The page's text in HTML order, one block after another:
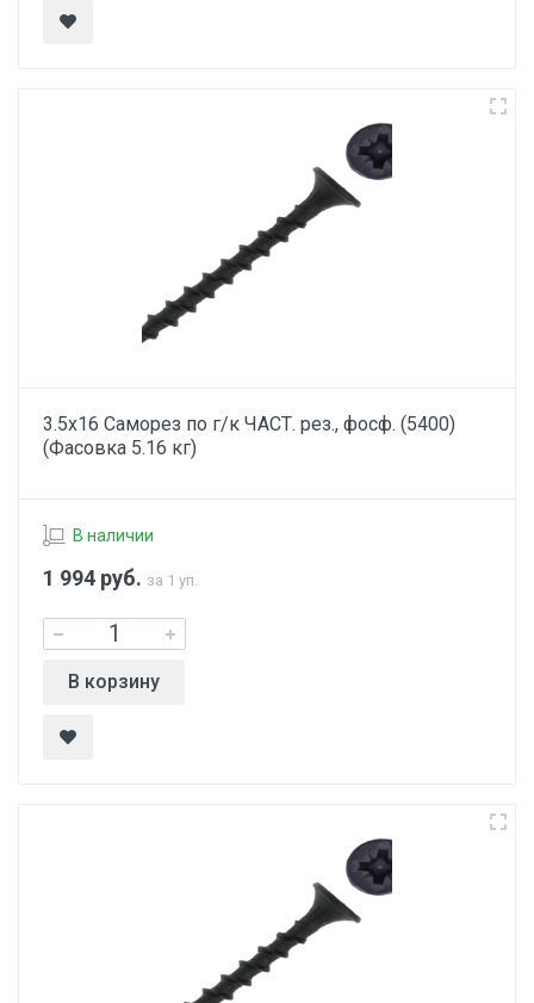
3.5х16 Саморез по г/к ЧАСТ. рез., фосф. (5400)
(Фасовка 5.16 кг)
В наличии
1 994 руб. за 1 уп.
В корзину